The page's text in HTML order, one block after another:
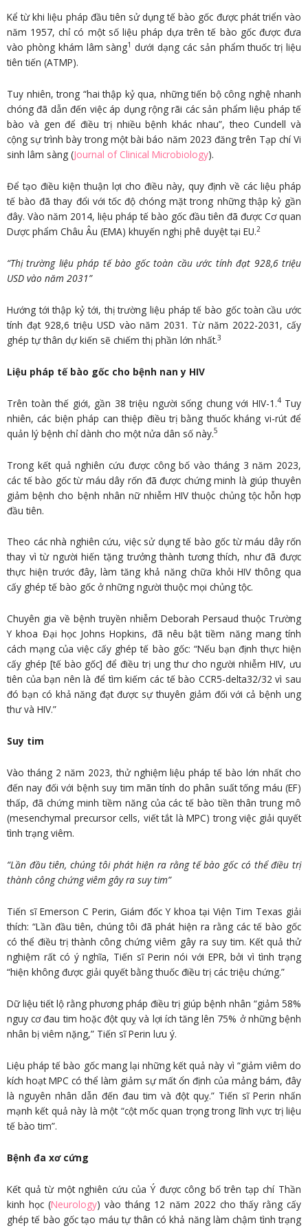
Kể từ khi liệu pháp đầu tiên sử dụng tế bào gốc được phát triển vào
năm 1957, chỉ có một số liệu pháp dựa trên tế bào gốc được đưa
vào phòng khám lâm sàng1 dưới dạng các sản phẩm thuốc trị liệu
tiên tiến (ATMP).
Tuy nhiên, trong “hai thập kỷ qua, những tiến bộ công nghệ nhanh
chóng đã dẫn đến việc áp dụng rộng rãi các sản phẩm liệu pháp tế
bào và gen để điều trị nhiều bệnh khác nhau”, theo Cundell và
cộng sự trình bày trong một bài báo năm 2023 đăng trên Tạp chí Vi
sinh lâm sàng (Journal of Clinical Microbiology).
Để tạo điều kiện thuận lợi cho điều này, quy định về các liệu pháp
tế bào đã thay đổi với tốc độ chóng mặt trong những thập kỷ gần
đây. Vào năm 2014, liệu pháp tế bào gốc đầu tiên đã được Cơ quan
Dược phẩm Châu Âu (EMA) khuyến nghị phê duyệt tại EU.2
“Thị trường liệu pháp tế bào gốc toàn cầu ước tính đạt 928,6 triệu
USD vào năm 2031”
Hướng tới thập kỷ tới, thị trường liệu pháp tế bào gốc toàn cầu ước
tính đạt 928,6 triệu USD vào năm 2031. Từ năm 2022-2031, cấy
ghép tự thân dự kiến sẽ chiếm thị phần lớn nhất.3
Liệu pháp tế bào gốc cho bệnh nan y HIV
Trên toàn thế giới, gần 38 triệu người sống chung với HIV-1.4Tuy
nhiên, các biện pháp can thiệp điều trị bằng thuốc kháng vi-rút để
quản lý bệnh chỉ dành cho một nửa dân số này.5
Trong kết quả nghiên cứu được công bố vào tháng 3 năm 2023,
các tế bào gốc từ máu dây rốn đã được chứng minh là giúp thuyên
giảm bệnh cho bệnh nhân nữ nhiễm HIV thuộc chủng tộc hỗn hợp
đầu tiên.
Theo các nhà nghiên cứu, việc sử dụng tế bào gốc từ máu dây rốn
thay vì từ người hiến tặng trưởng thành tương thích, như đã được
thực hiện trước đây, làm tăng khả năng chữa khỏi HIV thông qua
cấy ghép tế bào gốc ở những người thuộc mọi chủng tộc.
Chuyên gia về bệnh truyền nhiễm Deborah Persaud thuộc Trường
Y khoa Đại học Johns Hopkins, đã nêu bật tiềm năng mang tính
cách mạng của việc cấy ghép tế bào gốc: “Nếu bạn định thực hiện
cấy ghép [tế bào gốc] để điều trị ung thư cho người nhiễm HIV, ưu
tiên của bạn nên là để tìm kiếm các tế bào CCR5-delta32/32 vì sau
đó bạn có khả năng đạt được sự thuyên giảm đối với cả bệnh ung
thư và HIV.”
Suy tim
Vào tháng 2 năm 2023, thử nghiệm liệu pháp tế bào lớn nhất cho
đến nay đối với bệnh suy tim mãn tính do phân suất tống máu (EF)
thấp, đã chứng minh tiềm năng của các tế bào tiền thân trung mô
(mesenchymal precursor cells, viết tắt là MPC) trong việc giải quyết
tình trạng viêm.
“Lần đầu tiên, chúng tôi phát hiện ra rằng tế bào gốc có thể điều trị
thành công chứng viêm gây ra suy tim”
Tiến sĩ Emerson C Perin, Giám đốc Y khoa tại Viện Tim Texas giải
thích: “Lần đầu tiên, chúng tôi đã phát hiện ra rằng các tế bào gốc
có thể điều trị thành công chứng viêm gây ra suy tim. Kết quả thử
nghiệm rất có ý nghĩa, Tiến sĩ Perin nói với EPR, bởi vì tình trạng
“hiện không được giải quyết bằng thuốc điều trị các triệu chứng.”
Dữ liệu tiết lộ rằng phương pháp điều trị giúp bệnh nhân “giảm 58%
nguy cơ đau tim hoặc đột quỵ và lợi ích tăng lên 75% ở những bệnh
nhân bị viêm nặng,” Tiến sĩ Perin lưu ý.
Liệu pháp tế bào gốc mang lại những kết quả này vì “giảm viêm do
kích hoạt MPC có thể làm giảm sự mất ổn định của mảng bám, đây
là nguyên nhân dẫn đến đau tim và đột quỵ.” Tiến sĩ Perin nhấn
mạnh kết quả này là một “cột mốc quan trọng trong lĩnh vực trị liệu
tế bào tim”.
Bệnh đa xơ cứng
Kết quả từ một nghiên cứu của Ý được công bố trên tạp chí Thần
kinh học (Neurology) vào tháng 12 năm 2022 cho thấy rằng cấy
ghép tế bào gốc tạo máu tự thân có khả năng làm chậm tình trạng